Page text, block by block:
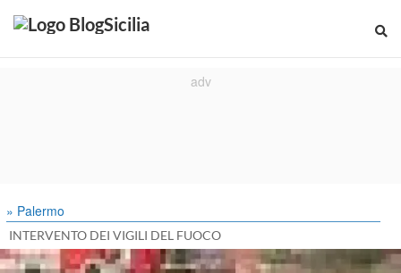
» Palermo
INTERVENTO DEI VIGILI DEL FUOCO